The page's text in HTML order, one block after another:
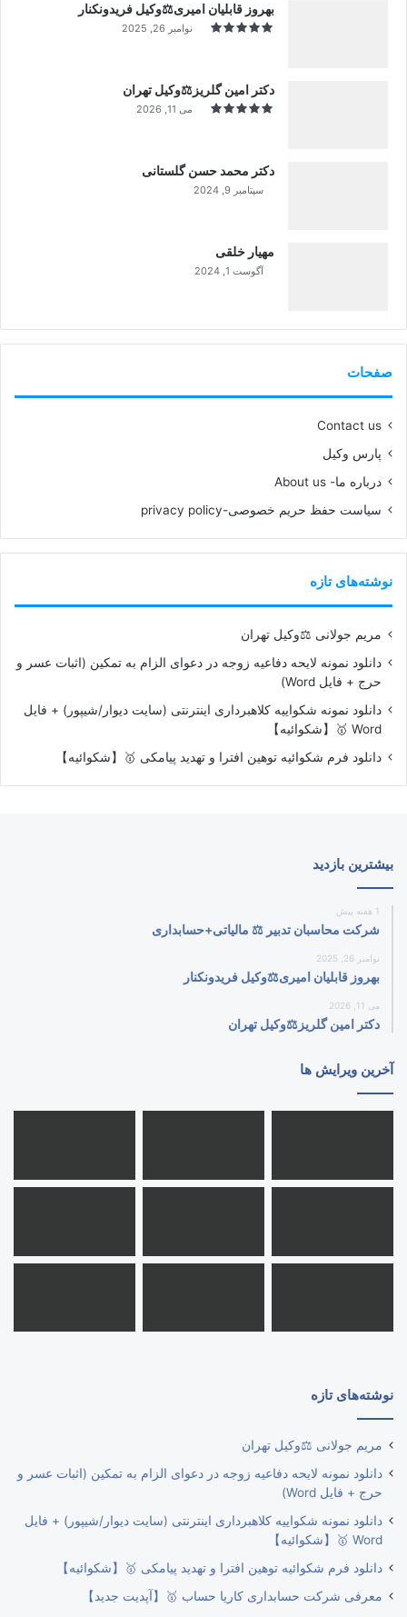
بهروز قابلیان امیری⚖️وکیل فریدونکنار
نوامبر 26, 2025
دکتر امین گلریز⚖️وکیل تهران
می 11, 2026
دکتر محمد حسن گلستانی
سپتامبر 9, 2024
مهیار خلقی
آگوست 1, 2024
صفحات
Contact us
پارس وکیل
درباره ما- About us
سیاست حفظ حریم خصوصی-privacy policy
نوشته‌های تازه
مریم جولانی ⚖️وکیل تهران
دانلود نمونه لایحه دفاعیه زوجه در دعوای الزام به تمکین (اثبات عسر و
حرج + فایل Word)
دانلود نمونه شکواییه کلاهبرداری اینترنتی (سایت دیوار/شیپور) + فایل
Word 🥇【شکوائیه】
دانلود فرم شکوائیه توهین افترا و تهدید پیامکی 🥇【شکوائیه】
بیشترین بازدید
1 هفته پیش
شرکت محاسبان تدبیر ⚖️ مالیاتی+حسابداری
نوامبر 26, 2025
بهروز قابلیان امیری⚖️وکیل فریدونکنار
می 11, 2026
دکتر امین گلریز⚖️وکیل تهران
آخرین ویرایش ها
نوشته‌های تازه
مریم جولانی ⚖️وکیل تهران
دانلود نمونه لایحه دفاعیه زوجه در دعوای الزام به تمکین (اثبات عسر و
حرج + فایل Word)
دانلود نمونه شکواییه کلاهبرداری اینترنتی (سایت دیوار/شیپور) + فایل
Word 🥇【شکوائیه】
دانلود فرم شکوائیه توهین افترا و تهدید پیامکی 🥇【شکوائیه】
معرفی شرکت حسابداری کاریا حساب 🥇【آپدیت جدید】